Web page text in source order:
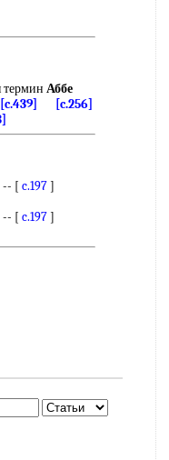
термин Аббе
[c.439]
[c.256]
-- [ c.197]
-- [ c.197]